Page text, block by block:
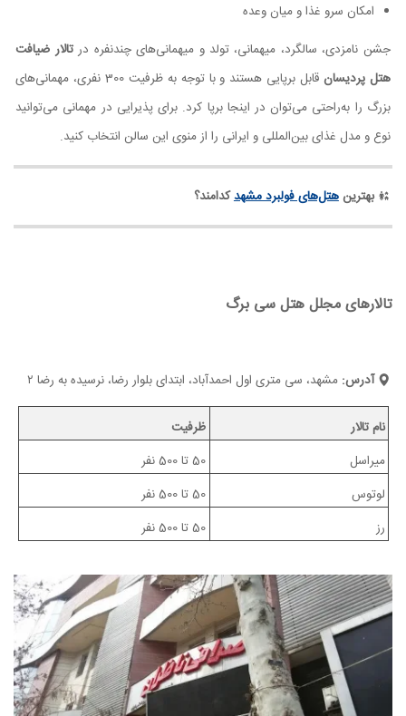
امکان سرو غذا و میان وعده
جشن نامزدی، سالگرد، میهمانی، تولد و میهمانی‌های چندنفره درتالار ضیافت
هتل پردیسان
قابل برپایی هستند و با توجه به ظرفیت 300 نفری، مهمانی‌های
بزرگ را به‌راحتی می‌توان در اینجا برپا کرد. برای پذیرایی در مهمانی می‌توانید
نوع و مدل غذای بین‌المللی و ایرانی را از منوی این سالن انتخاب کنید.
بهترینهتل‌های فولبرد مشهدکدامند؟
تالارهای مجلل هتل سی برگ
آدرس: مشهد، سی متری اول احمدآباد، ابتدای بلوار رضا، نرسیده به رضا ۲
نام تالار
ظرفیت
میراسل
50 تا 500 نفر
لوتوس
50 تا 500 نفر
رز
50 تا 500 نفر